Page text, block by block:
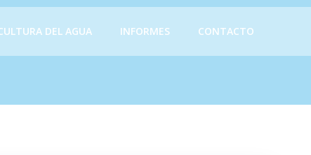
DEL AGUA INFORMES CONTACTO